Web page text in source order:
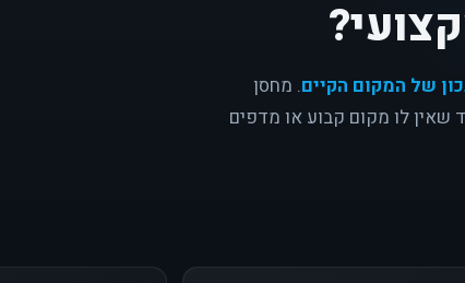
של המקום הקיים. מחסן
שאין לו מקום קבוע או מדפים